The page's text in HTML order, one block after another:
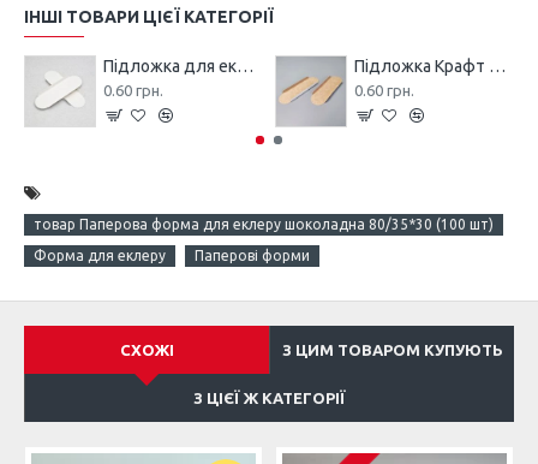
ІНШІ ТОВАРИ ЦІЄЇ КАТЕГОРІЇ
Підложка для еклеру 145*40*10 Біла
0.60 грн.
Підложка Крафт для еклеру 145*40*10
0.60 грн.
товар Паперова форма для еклеру шоколадна 80/35*30 (100 шт)
Форма для еклеру
Паперові форми
СХОЖІ З ЦИМ ТОВАРОМ КУПУЮТЬ
З ЦІЄЇ Ж КАТЕГОРІЇ